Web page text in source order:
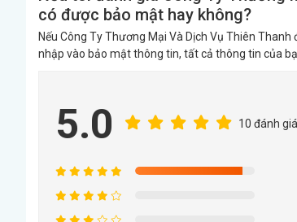
có được bảo mật hay không?
Nếu Công Ty Thương Mại Và Dịch Vụ Thiên
nhập vào bảo mật thông tin, tất cả thông tin của
5.0 10 đánh giá